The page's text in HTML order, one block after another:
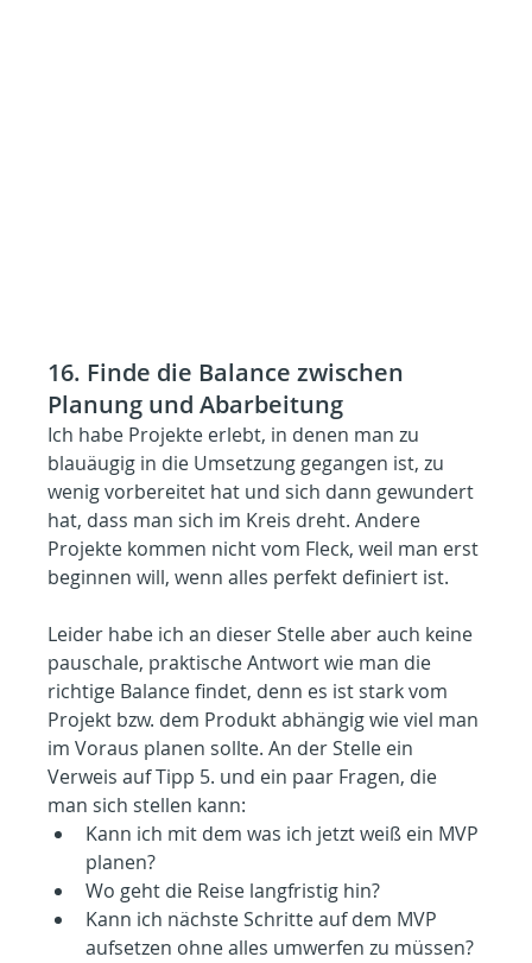
16. Finde die Balance zwischen
Planung und Abarbeitung
Ich habe Projekte erlebt, in denen man zu
blauäugig in die Umsetzung gegangen ist, zu
wenig vorbereitet hat und sich dann gewundert
hat, dass man sich im Kreis dreht. Andere
Projekte kommen nicht vom Fleck, weil man erst
beginnen will, wenn alles perfekt definiert ist.
Leider habe ich an dieser Stelle aber auch keine
pauschale, praktische Antwort wie man die
richtige Balance findet, denn es ist stark vom
Projekt bzw. dem Produkt abhängig wie viel man
im Voraus planen sollte. An der Stelle ein
Verweis auf Tipp 5. und ein paar Fragen, die
man sich stellen kann:
Kann ich mit dem was ich jetzt weiß ein MVP
planen?
Wo geht die Reise langfristig hin?
Kann ich nächste Schritte auf dem MVP
aufsetzen ohne alles umwerfen zu müssen?